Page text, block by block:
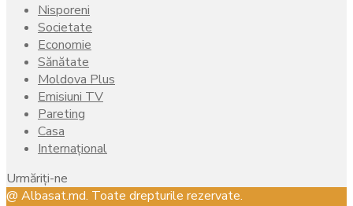
Nisporeni
Societate
Economie
Sănătate
Moldova Plus
Emisiuni TV
Pareting
Casa
Internațional
Urmăriți-ne
Facebook
Instagram
Youtube
@ Albasat.md. Toate drepturile rezervate.